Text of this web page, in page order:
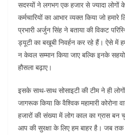
सदस्यों ने लगभग एक हजार से ज्यादा लोगों
कर्मचारियों का आभार व्यक्त किया जो
प्रभारी अर्जुन सिंह ने बताया की विकट
ड्यूटी का बखूबी निवर्हन कर रहे हैं। ऐसे में
न केवल सम्मान किया जाए बल्कि इनके
हौसला बढ़ाए।
इसके साथ-साथ सोसाइटी की टीम ने ही
जागरूक किया कि वैश्विक महामारी कोरोना
हजारों की संख्या में लोग काल का ग्रास
आप की सुरक्षा के लिए हम बाहर है। जब तक